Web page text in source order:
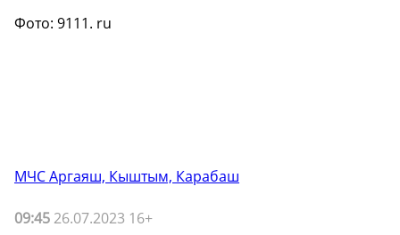
Фото: 9111. ru
МЧС Аргаяш, Кыштым, Карабаш
09:45 26.07.2023 16+